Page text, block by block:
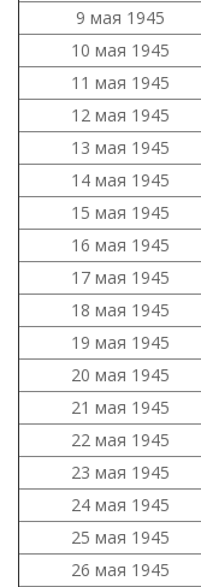
9 мая 1945
10 мая 1945
11 мая 1945
12 мая 1945
13 мая 1945
14 мая 1945
15 мая 1945
16 мая 1945
17 мая 1945
18 мая 1945
19 мая 1945
20 мая 1945
21 мая 1945
22 мая 1945
23 мая 1945
24 мая 1945
25 мая 1945
26 мая 1945